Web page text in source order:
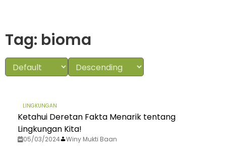
Tag: bioma
LINGKUNGAN
Ketahui Deretan Fakta Menarik tentang
Lingkungan Kita!
05/03/2024 Winy Mukti Baan